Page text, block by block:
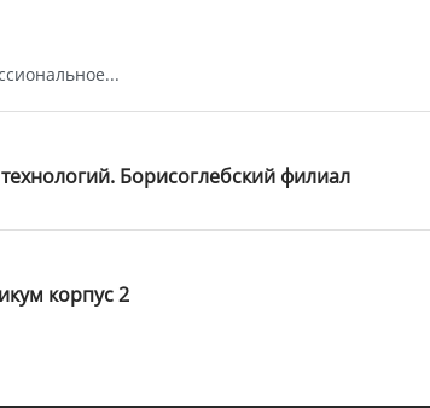
Борисоглебский филиал
корпус 2